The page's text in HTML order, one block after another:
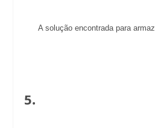
A solução encontrada para
5.